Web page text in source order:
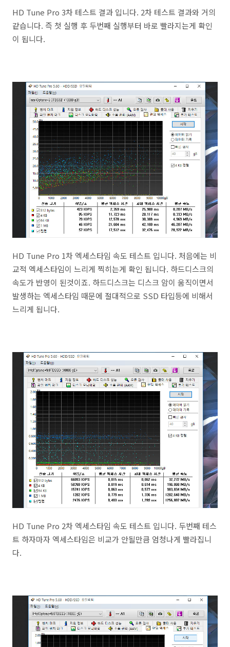
HD Tune Pro 3차 테스트 결과 입니다. 2차 테스트 결과와 거의
같습니다. 즉 첫 실행 후 두번째 실행부터 바로 빨라지는게 확인
이 됩니다.
HD Tune Pro 1차 엑세스타임 속도 테스트 입니다. 처음에는 비
교적 엑세스타임이 느리게 찍히는게 확인 됩니다. 하드디스크의
속도가 반영이 된것이죠. 하드디스크는 디스크 암이 움직이면서
발생하는 엑세스타임 때문에 절대적으로 SSD 타입등에 비해서
느리게 됩니다.
HD Tune Pro 2차 엑세스타임 속도 테스트 입니다. 두번째 테스
트 하자마자 엑세스타임은 비교가 안될만큼 엄청나게 빨라집니
다.